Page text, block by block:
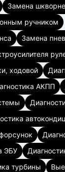
Замена
ручником
Замена
ходовой
АКПП
ЭБУ
турбины